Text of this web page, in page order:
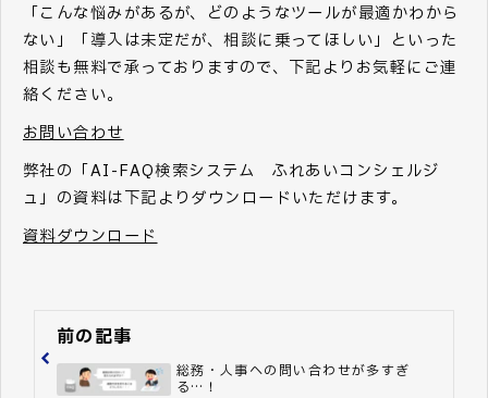
「こんな悩みがあるが、どのようなツールが最適かわから
ない」「導入は未定だが、相談に乗ってほしい」といった
相談も無料で承っておりますので、下記よりお気軽にご連
絡ください。
お問い合わせ
弊社の「AI-FAQ検索システム ふれあいコンシェルジ
ュ」の資料は下記よりダウンロードいただけます。
資料ダウンロード
前の記事
総務・人事への問い合わせが多すぎ
る…！